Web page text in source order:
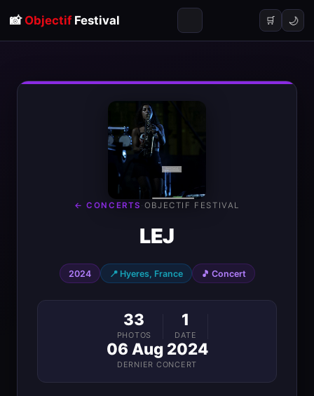
📸 ObjectifFestival 🛒 🌙
← CONCERTS · OBJECTIF FESTIVAL
LEJ
2024 📍 Hyeres, France 🎵 Concert
33
PHOTOS
1
DATE
06 Aug 2024
DERNIER CONCERT